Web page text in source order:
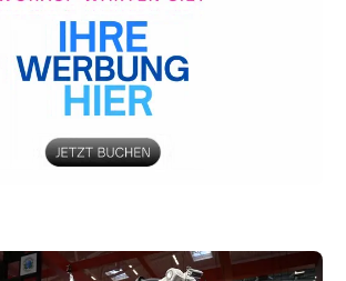
und Architekturbranche